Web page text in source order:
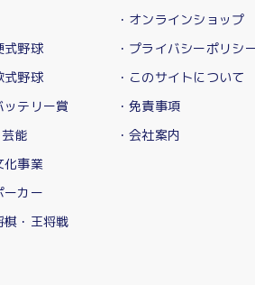
式野球
式野球
ッテリー賞
能
化事業
ーカー
棋・王将戦
・オンラインショップ
・プライバシーポリシ
・このサイトについて
・免責事項
・会社案内